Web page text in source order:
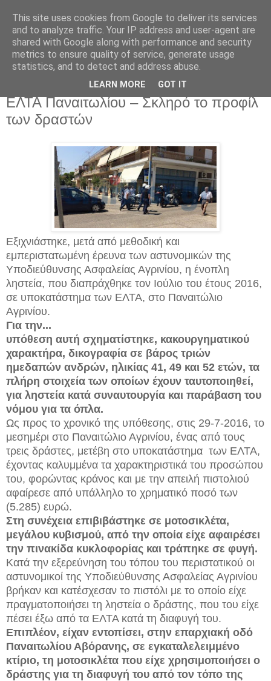
Παρασκευή 30 Ιουνίου 2017
Εξιχνιάστηκε η ένοπλη ληστεία στα
ΕΛΤΑ Παναιτωλίου – Σκληρό το προφίλ
των δραστών
Εξιχνιάστηκε, μετά από μεθοδική και
εμπεριστατωμένη έρευνα των αστυνομικών της
Υποδιεύθυνσης Ασφαλείας Αγρινίου, η ένοπλη
ληστεία, που διαπράχθηκε τον Ιούλιο του έτους 2016,
σε υποκατάστημα των ΕΛΤΑ, στο Παναιτώλιο
Αγρινίου.
Για την...
υπόθεση αυτή σχηματίστηκε, κακουργηματικού
χαρακτήρα, δικογραφία σε βάρος τριών
ημεδαπών ανδρών, ηλικίας 41, 49 και 52 ετών, τα
πλήρη στοιχεία των οποίων έχουν ταυτοποιηθεί,
για ληστεία κατά συναυτουργία και παράβαση του
νόμου για τα όπλα.
Ως προς το χρονικό της υπόθεσης, στις 29-7-2016, το
μεσημέρι στο Παναιτώλιο Αγρινίου, ένας από τους
τρεις δράστες, μετέβη στο υποκατάστημα των ΕΛΤΑ,
έχοντας καλυμμένα τα χαρακτηριστικά του προσώπου
του, φορώντας κράνος και με την απειλή πιστολιού
αφαίρεσε από υπάλληλο το χρηματικό ποσό των
(5.285) ευρώ.
Στη συνέχεια επιβιβάστηκε σε μοτοσικλέτα,
μεγάλου κυβισμού, από την οποία είχε αφαιρέσει
την πινακίδα κυκλοφορίας και τράπηκε σε φυγή.
Κατά την εξερεύνηση του τόπου του περιστατικού οι
αστυνομικοί της Υποδιεύθυνσης Ασφαλείας Αγρινίου
βρήκαν και κατέσχεσαν το πιστόλι με το οποίο είχε
πραγματοποιήσει τη ληστεία ο δράστης, που του είχε
πέσει έξω από τα ΕΛΤΑ κατά τη διαφυγή του.
Επιπλέον, είχαν εντοπίσει, στην επαρχιακή οδό
Παναιτωλίου Αβόρανης, σε εγκαταλελειμμένο
κτίριο, τη μοτοσικλέτα που είχε χρησιμοποιήσει ο
δράστης για τη διαφυγή του από τον τόπο της
This site uses cookies from Google to deliver its services
and to analyze traffic. Your IP address and user-agent are
shared with Google along with performance and security
metrics to ensure quality of service, generate usage
statistics, and to detect and address abuse.
LEARN MORE GOT IT